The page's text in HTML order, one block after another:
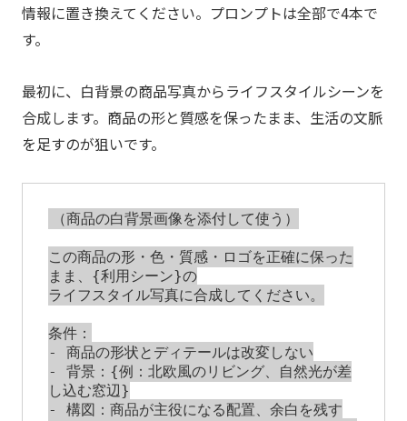
情報に置き換えてください。プロンプトは全部で4本で
す。
最初に、白背景の商品写真からライフスタイルシーンを
合成します。商品の形と質感を保ったまま、生活の文脈
を足すのが狙いです。
（商品の白背景画像を添付して使う）
この商品の形・色・質感・ロゴを正確に保った
まま、{利用シーン}の
ライフスタイル写真に合成してください。
条件：
- 商品の形状とディテールは改変しない
- 背景：{例：北欧風のリビング、自然光が差
し込む窓辺}
- 構図：商品が主役になる配置、余白を残す